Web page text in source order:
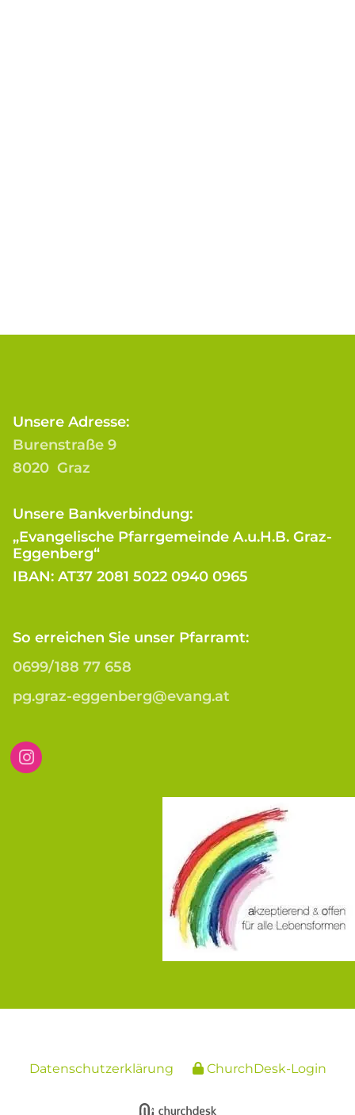
Unsere Adresse:
Burenstraße 9
8020 Graz
Unsere Bankverbindung:
„Evangelische Pfarrgemeinde A.u.H.B. Graz-
Eggenberg“
IBAN: AT37 2081 5022 0940 0965
So erreichen Sie unser Pfarramt:
0699/188 77 658
pg.graz-eggenberg@evang.at
Datenschutzerklärung ChurchDesk-Login